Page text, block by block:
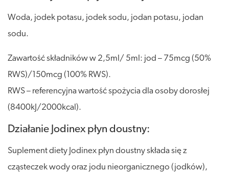
Woda, jodek potasu, jodek sodu, jodan potasu, jodan
sodu.
Zawartość składników w 2,5ml/ 5ml: jod – 75mcg (50%
RWS)/150mcg (100% RWS).
RWS – referencyjna wartość spożycia dla osoby dorosłej
(8400kJ/2000kcal).
Działanie Jodinex płyn doustny:
Suplement diety Jodinex płyn doustny składa się z
cząsteczek wody oraz jodu nieorganicznego (jodków),